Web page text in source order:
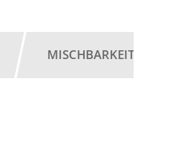
MISCHBARKEIT